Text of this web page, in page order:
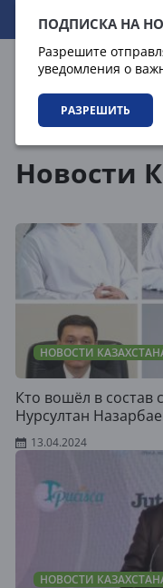
ПОДПИСКА НА
Разрешите
уведомления о
РАЗРЕШИТЬ
06.08.2026 20:18:51
Новости
НОВОСТИ
Кто вошёл в состав
Нурсултан
13.04.2024
НОВОСТИ